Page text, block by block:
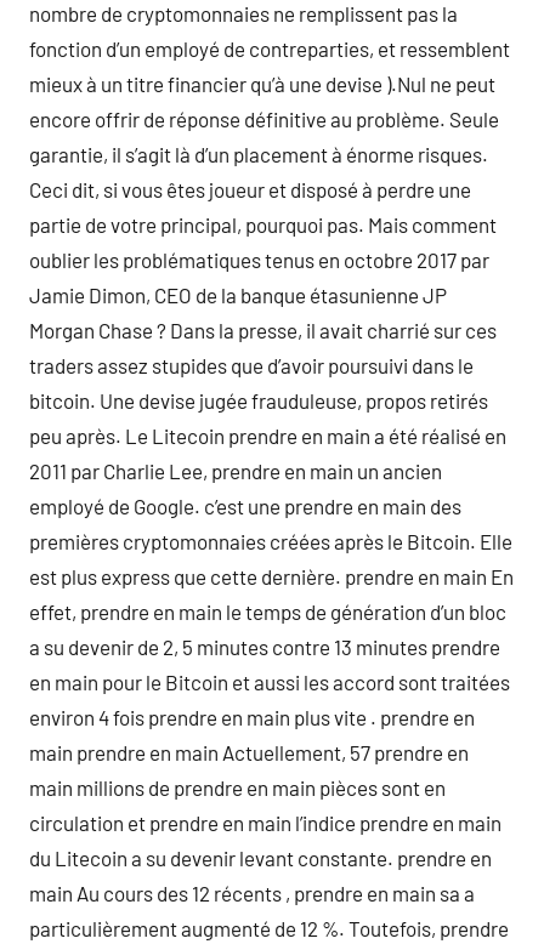
nombre de cryptomonnaies ne remplissent pas la
fonction d’un employé de contreparties, et ressemblent
mieux à un titre financier qu’à une devise ).Nul ne peut
encore offrir de réponse définitive au problème. Seule
garantie, il s’agit là d’un placement à énorme risques.
Ceci dit, si vous êtes joueur et disposé à perdre une
partie de votre principal, pourquoi pas. Mais comment
oublier les problématiques tenus en octobre 2017 par
Jamie Dimon, CEO de la banque étasunienne JP
Morgan Chase ? Dans la presse, il avait charrié sur ces
traders assez stupides que d’avoir poursuivi dans le
bitcoin. Une devise jugée frauduleuse, propos retirés
peu après. Le Litecoin prendre en main a été réalisé en
2011 par Charlie Lee, prendre en main un ancien
employé de Google. c’est une prendre en main des
premières cryptomonnaies créées après le Bitcoin. Elle
est plus express que cette dernière. prendre en main En
effet, prendre en main le temps de génération d’un bloc
a su devenir de 2, 5 minutes contre 13 minutes prendre
en main pour le Bitcoin et aussi les accord sont traitées
environ 4 fois prendre en main plus vite . prendre en
main prendre en main Actuellement, 57 prendre en
main millions de prendre en main pièces sont en
circulation et prendre en main l’indice prendre en main
du Litecoin a su devenir levant constante. prendre en
main Au cours des 12 récents , prendre en main sa a
particulièrement augmenté de 12 %. Toutefois, prendre